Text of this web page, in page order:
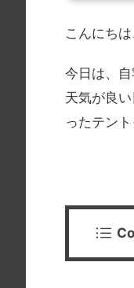
こんにちは
今日は、
天気が良
ったテン